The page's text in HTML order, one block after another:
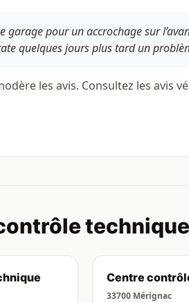
garage pour un accrochage sur
quelques jours plus tard un
les avis. Consultez les avis
Centre
33700 Mérignac